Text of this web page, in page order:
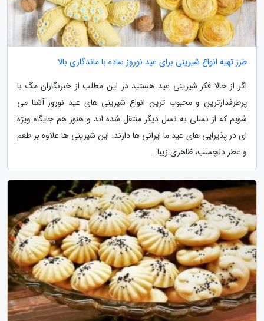
طرز تهیه انواع شیرینی برای عید نوروز ساده با ماندگاری بالا
اگر از حالا فکر شیرینی عید هستید در این مطلب از خبرنگاران مگ با
پرطرفدارترین و محبوب ترین انواع شیرینی های عید نوروز آشنا می
شویم که از نسلی به نسل دیگر منتقل شده اند و هنوز هم جایگاه ویژه
ای در پذیرایی های عید ما ایرانی ها دارند. این شیرینی ها علاوه بر طعم
و عطر دلچسب، ظاهری زیبا...